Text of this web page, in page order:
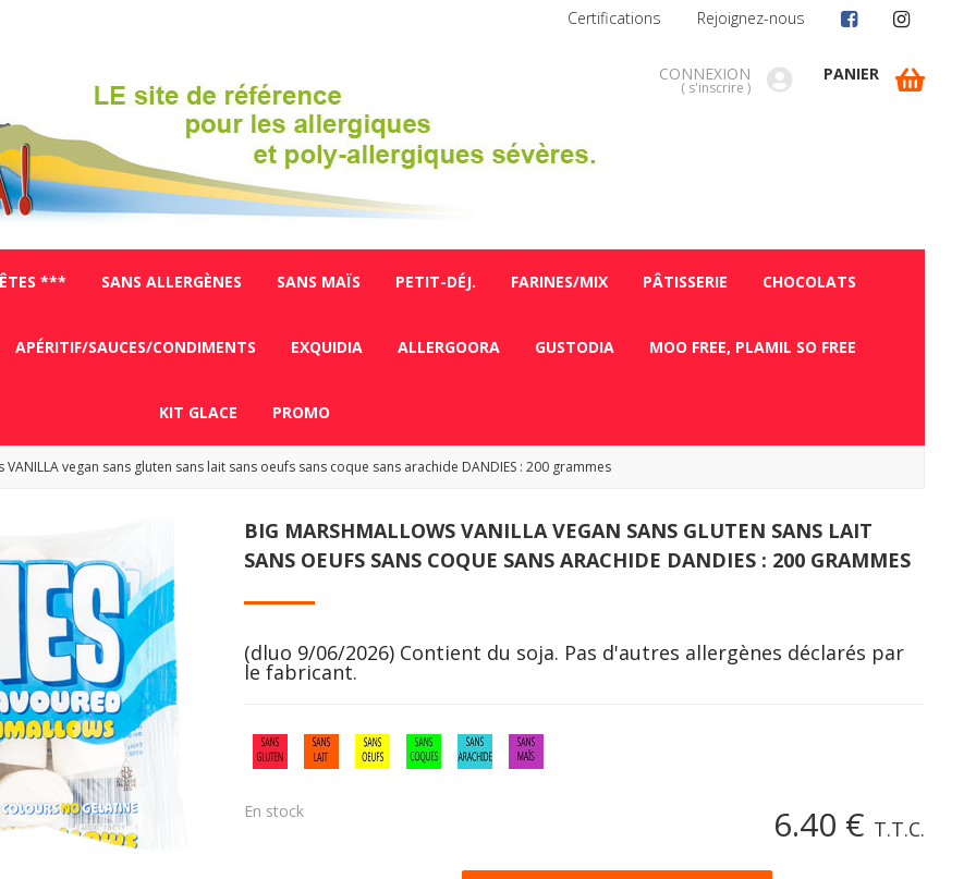
CONNEXION
( s'inscrire )
PANIER
*** SANS ALLERGÈNES SANS MAÏS PETIT-DÉJ. FARINES/MIX PÂTISSERIE CHOCOLATS
APÉRITIF/SAUCES/CONDIMENTS EXQUIDIA ALLERGOORA GUSTODIA MOO FREE, PLAMIL SO FREE
KIT GLACE PROMO
VANILLA vegan sans gluten sans lait sans oeufs sans coque sans arachide DANDIES : 200 grammes
BIG MARSHMALLOWS VANILLA VEGAN SANS GLUTEN SANS LAIT
SANS OEUFS SANS COQUE SANS ARACHIDE DANDIES : 200 GRAMMES
(dluo 9/06/2026) Contient du soja. Pas d'autres allergènes déclarés par
le fabricant.
6.40 € T.T.C.
En stock
Certifications Rejoignez-nous